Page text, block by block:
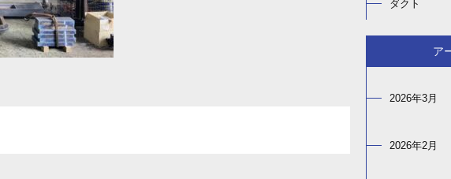
ダクト
ア
2026年3月
2026年2月